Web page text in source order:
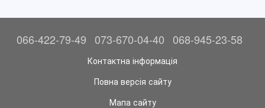
066-422-79-49 073-670-04-40 068-945-23-58
Контактна інформація
Повна версія сайту
Мапа сайту